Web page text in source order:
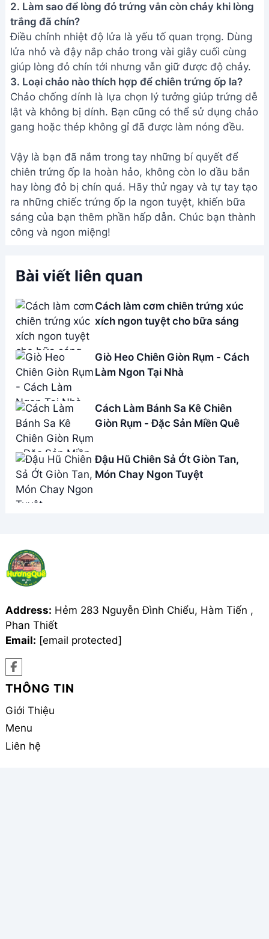
2. Làm sao để lòng đỏ trứng vẫn còn chảy khi lòng
trắng đã chín?
Điều chỉnh nhiệt độ lửa là yếu tố quan trọng. Dùng
lửa nhỏ và đậy nắp chảo trong vài giây cuối cùng
giúp lòng đỏ chín tới nhưng vẫn giữ được độ chảy.
3. Loại chảo nào thích hợp để chiên trứng ốp la?
Chảo chống dính là lựa chọn lý tưởng giúp trứng dễ
lật và không bị dính. Bạn cũng có thể sử dụng chảo
gang hoặc thép không gỉ đã được làm nóng đều.
Vậy là bạn đã nắm trong tay những bí quyết để
chiên trứng ốp la hoàn hảo, không còn lo dầu bắn
hay lòng đỏ bị chín quá. Hãy thử ngay và tự tay tạo
ra những chiếc trứng ốp la ngon tuyệt, khiến bữa
sáng của bạn thêm phần hấp dẫn. Chúc bạn thành
công và ngon miệng!
Bài viết liên quan
Cách làm cơm chiên trứng xúc
xích ngon tuyệt cho bữa sáng
Giò Heo Chiên Giòn Rụm - Cách
Làm Ngon Tại Nhà
Cách Làm Bánh Sa Kê Chiên
Giòn Rụm - Đặc Sản Miền Quê
Đậu Hũ Chiên Sả Ớt Giòn Tan,
Món Chay Ngon Tuyệt
Address: Hẻm 283 Nguyễn Đình Chiểu, Hàm Tiến ,
Phan Thiết
Email: [email protected]
THÔNG TIN
Giới Thiệu
Menu
Liên hệ